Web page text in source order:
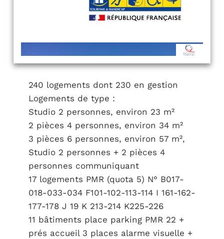
240 logements dont 230 en gestion
Logements de type :
Studio 2 personnes, environ 23 m²
2 pièces 4 personnes, environ 34 m²
3 pièces 6 personnes, environ 57 m²,
Studio 2 personnes + 2 pièces 4
personnes communiquant
17 logements PMR (quota 5) N° B017-
018-033-034 F101-102-113-114 I 161-162-
177-178 J 19 K 213-214 K225-226
11 bâtiments place parking PMR 22 +
prés accueil 3 places alarme visuelle +